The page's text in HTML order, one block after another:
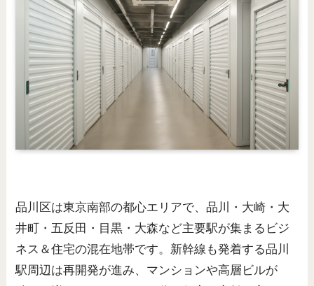
品川区は東京南部の都心エリアで、品川・大崎・大
井町・五反田・目黒・大森など主要駅が集まるビジ
ネス＆住宅の混在地帯です。新幹線も発着する品川
駅周辺は再開発が進み、マンションや高層ビルが